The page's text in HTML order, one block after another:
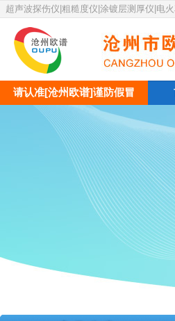
超声波探伤仪|粗糙度仪|涂镀层测厚仪|电
请认准[沧州欧谱]谨防假冒